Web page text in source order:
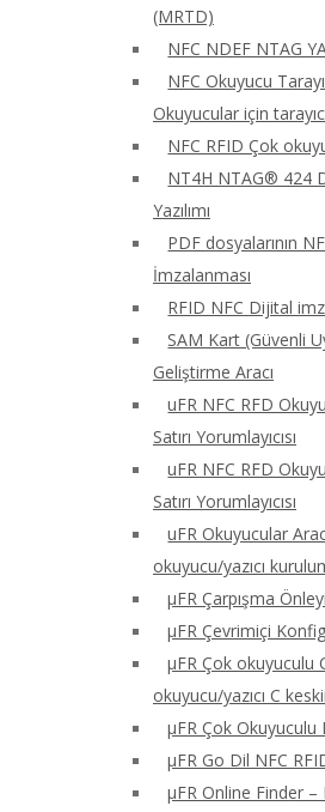
(MRTD)
NFC NDEF NTAG
NFC Okuyucu
Okuyucular için
NFC RFID Çok
NT4H NTAG® 424
Yazılımı
PDF dosyalarının
İmzalanması
RFID NFC Dijital
SAM Kart (Güvenli
Geliştirme Aracı
uFR NFC RFD
Satırı Yorumlayıcısı
uFR NFC RFD
Satırı Yorumlayıcısı
uFR Okuyucular
okuyucu/yazıcı
μFR Çarpışma
μFR Çevrimiçi
μFR Çok okuyuculu
okuyucu/yazıcı C
μFR Çok Okuyuculu
μFR Go Dil NFC RFID
μFR Online Finder –